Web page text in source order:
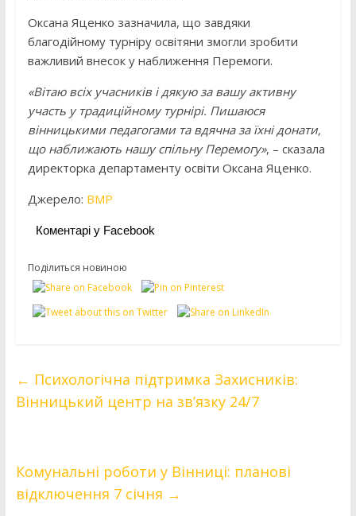
Оксана Яценко зазначила, що завдяки
благодійному турніру освітяни змогли зробити
важливий внесок у наближення Перемоги.
«Вітаю всіх учасників і дякую за вашу активну
участь у традиційному турнірі. Пишаюся
вінницькими педагогами та вдячна за їхні донати,
що наближають нашу спільну Перемогу», – сказала
директорка департаменту освіти Оксана Яценко.
Джерело: ВМР
Коментарі у Facebook
Поділиться новиною
← Психологічна підтримка Захисників:
Вінницький центр на зв’язку 24/7
Комунальні роботи у Вінниці: планові
відключення 7 січня →